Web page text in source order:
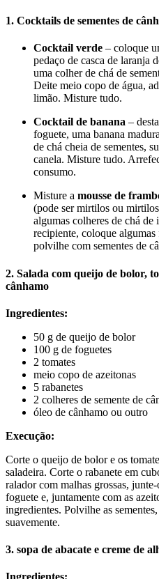
1. Cocktails de sementes de
Cocktail verde – coloque
pedaço de casca de laranja
uma colher de chá de
Deite meio copo de água,
limão. Misture tudo.
Cocktail de banana –
foguete, uma banana
de chá cheia de sementes,
canela. Misture tudo.
consumo.
Misture a mousse de
(pode ser mirtilos ou
algumas colheres de chá
recipiente, coloque
polvilhe com sementes de
2. Salada com queijo de bolor,
cânhamo
Ingredientes:
50 g de queijo de bolor
100 g de foguetes
2 tomates
meio copo de azeitonas
5 rabanetes
2 colheres de semente de
óleo de cânhamo ou outro
Execução:
Corte o queijo de bolor e os
saladeira. Corte o rabanete em
ralador com malhas grossas,
foguete e, juntamente com as
ingredientes. Polvilhe as
suavemente.
3. sopa de abacate e creme de